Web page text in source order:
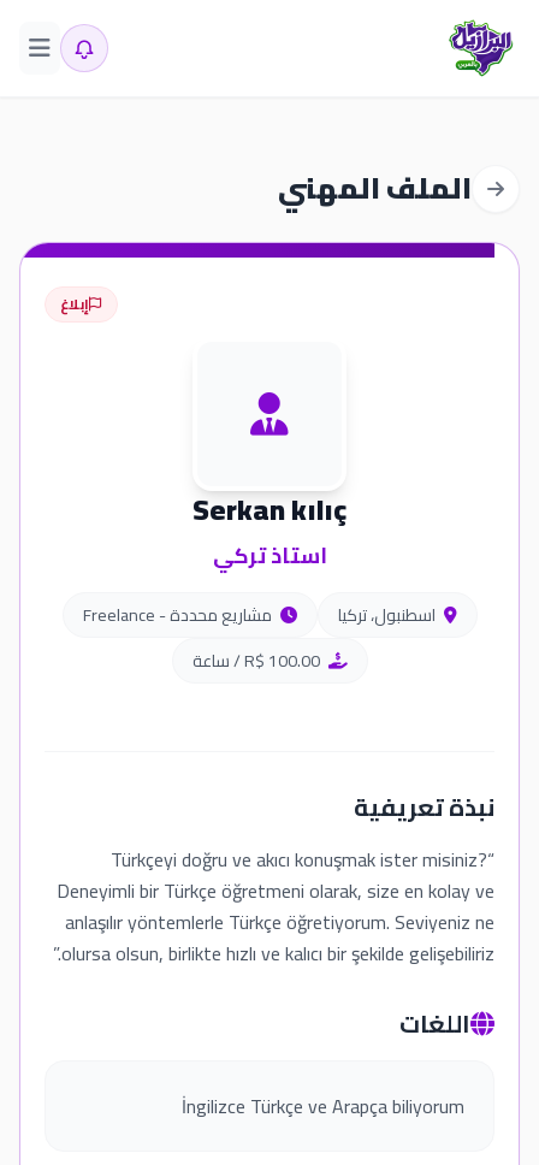
الملف المهني
إبلاغ
Serkan kılıç
استاذ تركي
اسطنبول، تركيا
مشاريع محددة - Freelance
R$ 100.00 / ساعة
نبذة تعريفية
“Türkçeyi doğru ve akıcı konuşmak ister misiniz?
Deneyimli bir Türkçe öğretmeni olarak, size en kolay ve
anlaşılır yöntemlerle Türkçe öğretiyorum. Seviyeniz ne
olursa olsun, birlikte hızlı ve kalıcı bir şekilde gelişebiliriz.”
اللغات
İngilizce Türkçe ve Arapça biliyorum